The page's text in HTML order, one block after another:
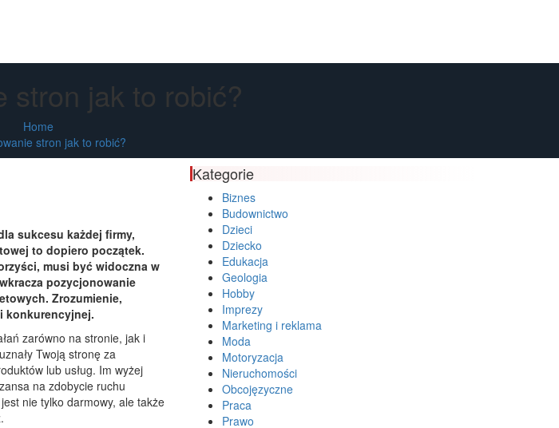
stron jak to robić?
Home
stron jak to robić?
sukcesu każdej firmy,
to dopiero początek.
musi być widoczna w
pozycjonowanie
Zrozumienie,
konkurencyjnej.
zarówno na stronie, jak i
Twoją stronę za
lub usług. Im wyżej
na zdobycie ruchu
nie tylko darmowy, ale także
Kategorie
Biznes
Budownictwo
Dzieci
Dziecko
Edukacja
Geologia
Hobby
Imprezy
Marketing i reklama
Moda
Motoryzacja
Nieruchomości
Obcojęzyczne
Praca
Prawo